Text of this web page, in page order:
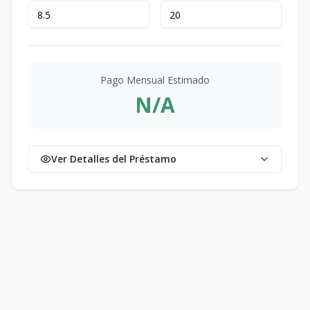
Pago Mensual Estimado
N/A
Ver Detalles del Préstamo